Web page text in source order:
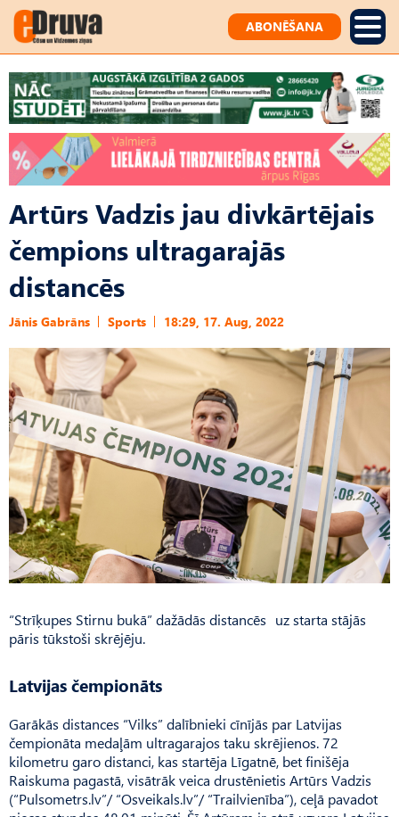
ABONĒŠANA
Artūrs Vadzis jau divkārtējais
čempions ultragarajās
distancēs
Jānis Gabrāns Sports 18:29, 17. Aug, 2022
“Strīķupes Stirnu bukā” dažādās distancēs uz starta stājās
pāris tūkstoši skrējēju.
Latvijas čempionāts
Garākās distances “Vilks” dalībnieki cīnījās par Latvijas
čempionāta medaļām ultragarajos taku skrējienos. 72
kilometru garo distanci, kas startēja Līgatnē, bet finišēja
Raiskuma pagastā, visātrāk veica drustēnietis Artūrs Vadzis
(“Pulsometrs.lv”/ “Osveikals.lv”/ “Trailvienība”), ceļā pavadot